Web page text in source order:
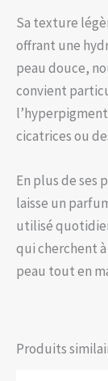
Sa texture
offrant une
peau douce,
convient
cicatrices ou
En plus de ses
laisse un
utilisé
qui cherchent
peau tout en
Produits